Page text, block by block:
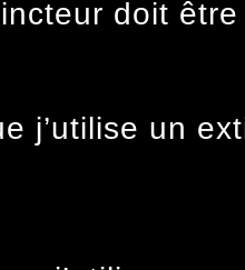
doit
j’utilise un